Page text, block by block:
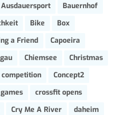
Ausdauersport
Bauernhof
Bike
Box
a Friend
Capoeira
Chiemsee
Christmas
competition
Concept2
crossfit opens
Cry Me A River
daheim